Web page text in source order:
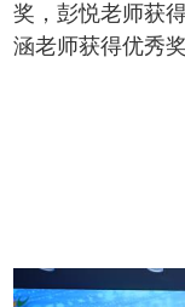
奖，彭悦老师获
涵老师获得优秀奖